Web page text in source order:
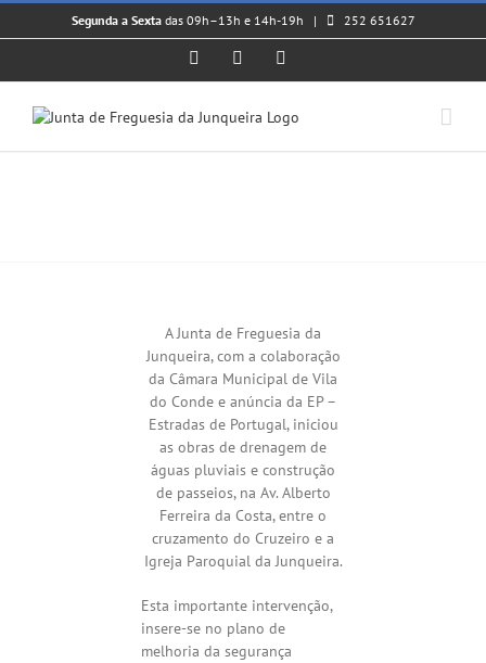
Skip
Segunda a Sextadas 09h–13h e 14h-19h | 252 651627
FacebookInstagram
A Junta de Freguesia da
Junqueira, com a colaboração
da Câmara Municipal de Vila
do Conde e anúncia da EP –
Estradas de Portugal, iniciou
as obras de drenagem de
águas pluviais e construção
de passeios, na Av. Alberto
Ferreira da Costa, entre o
cruzamento do Cruzeiro e a
Igreja Paroquial da Junqueira.
Esta importante intervenção,
insere-se no plano de
melhoria da segurança